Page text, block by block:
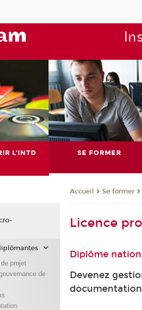
L'INTD SE FORMER
Accueil Se former
Licence
Diplôme
Devenez
projet
de